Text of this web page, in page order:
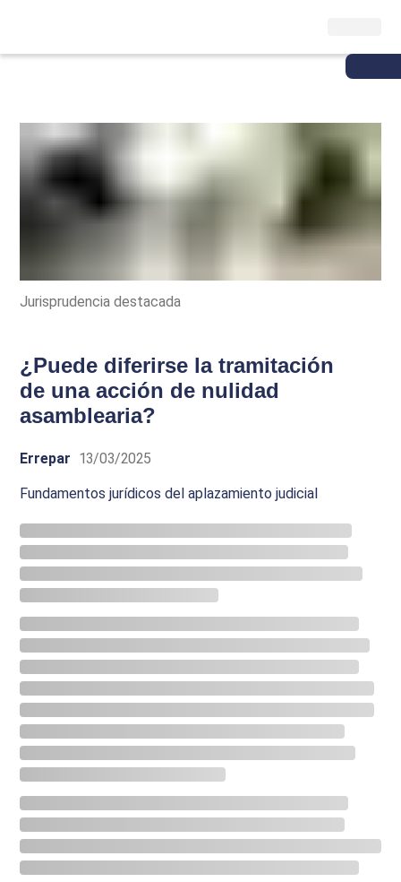
Jurisprudencia destacada
¿Puede diferirse la tramitación
de una acción de nulidad
asamblearia?
Errepar 13/03/2025
Fundamentos jurídicos del aplazamiento judicial